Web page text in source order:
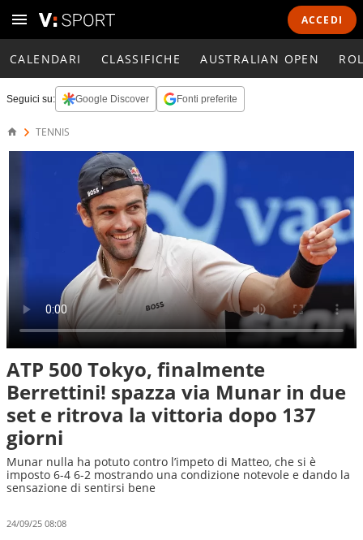
ACCEDI
CALENDARI CLASSIFICHE AUSTRALIAN OPEN
Seguici su: Google Discover Fonti preferite
TENNIS
ATP 500 Tokyo, finalmente
Berrettini! spazza via Munar in due
set e ritrova la vittoria dopo 137
giorni
Munar nulla ha potuto contro l’impeto di Matteo, che si è
imposto 6-4 6-2 mostrando una condizione notevole e dando la
sensazione di sentirsi bene
24/09/25 08:08